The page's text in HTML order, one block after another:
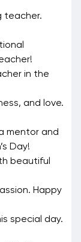
teacher.
in the
and love.
mentor and
Day!
beautiful
Happy
special day.